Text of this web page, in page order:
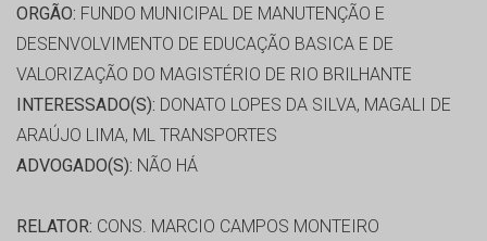
ORGÃO: FUNDO MUNICIPAL DE MANUTENÇÃO E
DESENVOLVIMENTO DE EDUCAÇÃO BASICA E DE
VALORIZAÇÃO DO MAGISTÉRIO DE RIO BRILHANTE
INTERESSADO(S): DONATO LOPES DA SILVA, MAGALI DE
ARAÚJO LIMA, ML TRANSPORTES
ADVOGADO(S): NÃO HÁ
RELATOR: CONS. MARCIO CAMPOS MONTEIRO